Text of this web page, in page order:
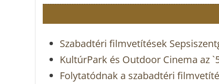
Szabadtéri filmvetítések
KultúrPark és Outdoor Cinema az
Folytatódnak a szabadtéri